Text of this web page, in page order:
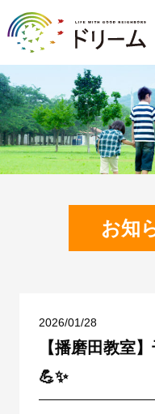
お知
2026/01/28
【播磨田教室
💪✨